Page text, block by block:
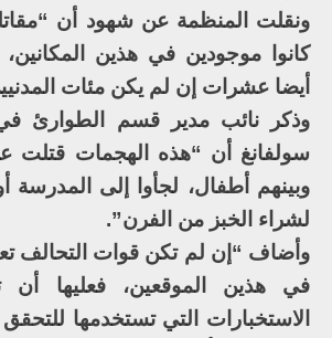
ونقلت المنظمة عن شهود أن
كانوا موجودين في هذين
أيضا عشرات إن لم يكن مئات
وذكر نائب مدير قسم الطوارئ
سولفانغ أن “هذه الهجمات قتلت
وبينهم أطفال، لجأوا إلى المدرسة
لشراء الخبز من الفرن”.
وأضاف “إن لم تكن قوات التحالف
في هذين الموقعين، فعليها أن
الاستخبارات التي تستخدمها للتحقق